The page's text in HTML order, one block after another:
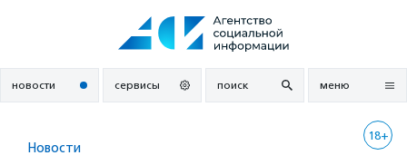
новости сервисы поиск меню
18+
Новости